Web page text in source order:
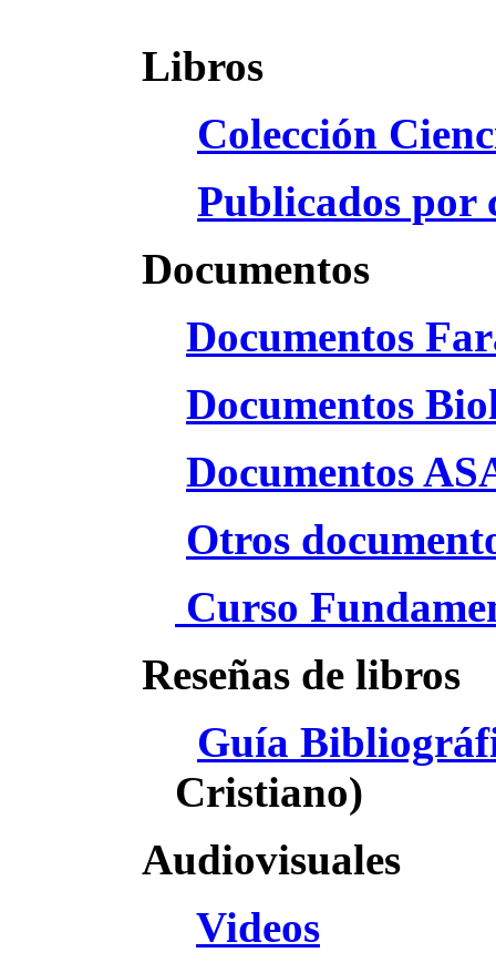
Libros
Colección
Publicados por
Documentos
Documentos
Documentos
Documentos
Otros
Curso
Reseñas de libros
Guía
Cristiano)
Audiovisuales
Videos